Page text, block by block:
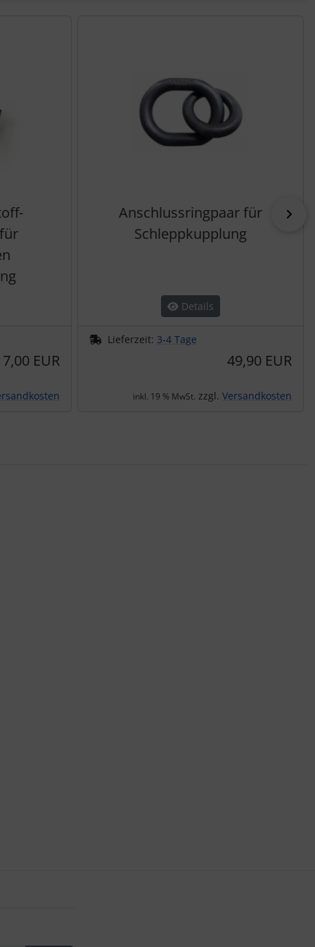
EUR
Anschlussringpaar für
Schleppkupplung
Details
Lieferzeit: 3-4 Tage
49,90 EUR
inkl. 19 % MwSt. zzgl. Versandkosten